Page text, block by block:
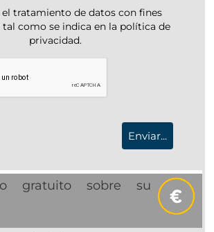
tratamiento de datos con fines
como se indica en la política de
privacidad.
gratuito sobre su